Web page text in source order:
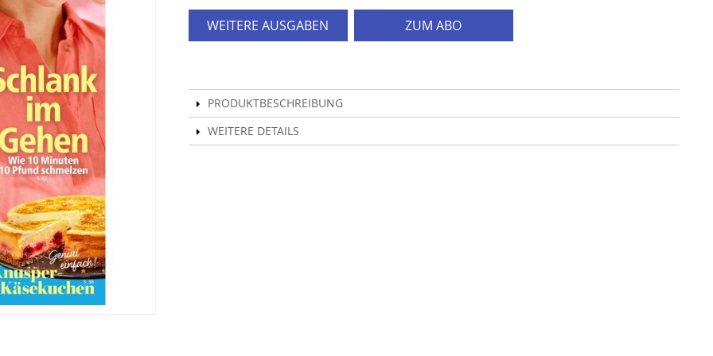
WEITERE AUSGABEN ZUM ABO
PRODUKTBESCHREIBUNG
WEITERE DETAILS